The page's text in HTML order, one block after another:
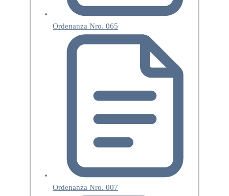
Ordenanza Nro. 065
Ordenanza Nro. 007